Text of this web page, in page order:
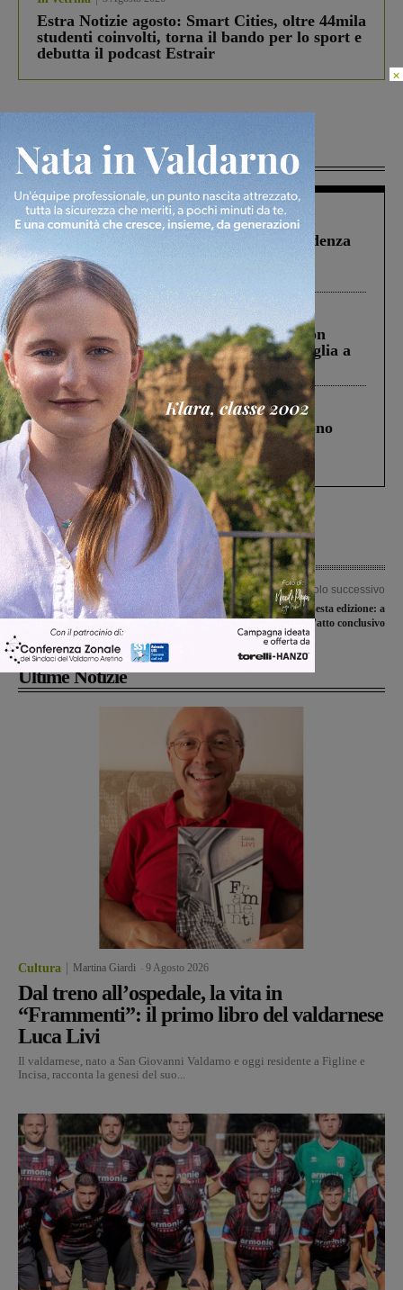
Estra Notizie agosto: Smart Cities, oltre 44mila
studenti coinvolti, torna il bando per lo sport e
debutta il podcast Estrair
Più lette
Figline Incisa Valdarno 1 Agosto 2026
Piscina di Figline finanziata oltre la scadenza
Pnrr, il gruppo di Fratelli d’Italia: “Un
ringraziamento al Governo”
Cronaca 3 Agosto 2026
Scomparso da una struttura di Castiglion
Fiorentino l’uomo che aveva ucciso la figlia a
Levane nel 2020
Cronaca 4 Agosto 2026
Un anno fa la strage in A1 in cui morirono
Gianni, Giulia e Franco. Lo schianto, il
processo, lo stop ai sorpassi fra tir....
Articolo precedente
Sciopero nell’ambito del Cup,
possibili disagi per due giorni
Articolo successivo
Progetto OXY, sesta edizione: a
Bellosguardo l’atto conclusivo
Ultime Notizie
Cultura Martina Giardi 9 Agosto 2026
Dal treno all’ospedale, la vita in
“Frammenti”: il primo libro del valdarnese
Luca Livi
Il valdarnese, nato a San Giovanni Valdarno e oggi residente a Figline e
Incisa, racconta la genesi del suo...
×